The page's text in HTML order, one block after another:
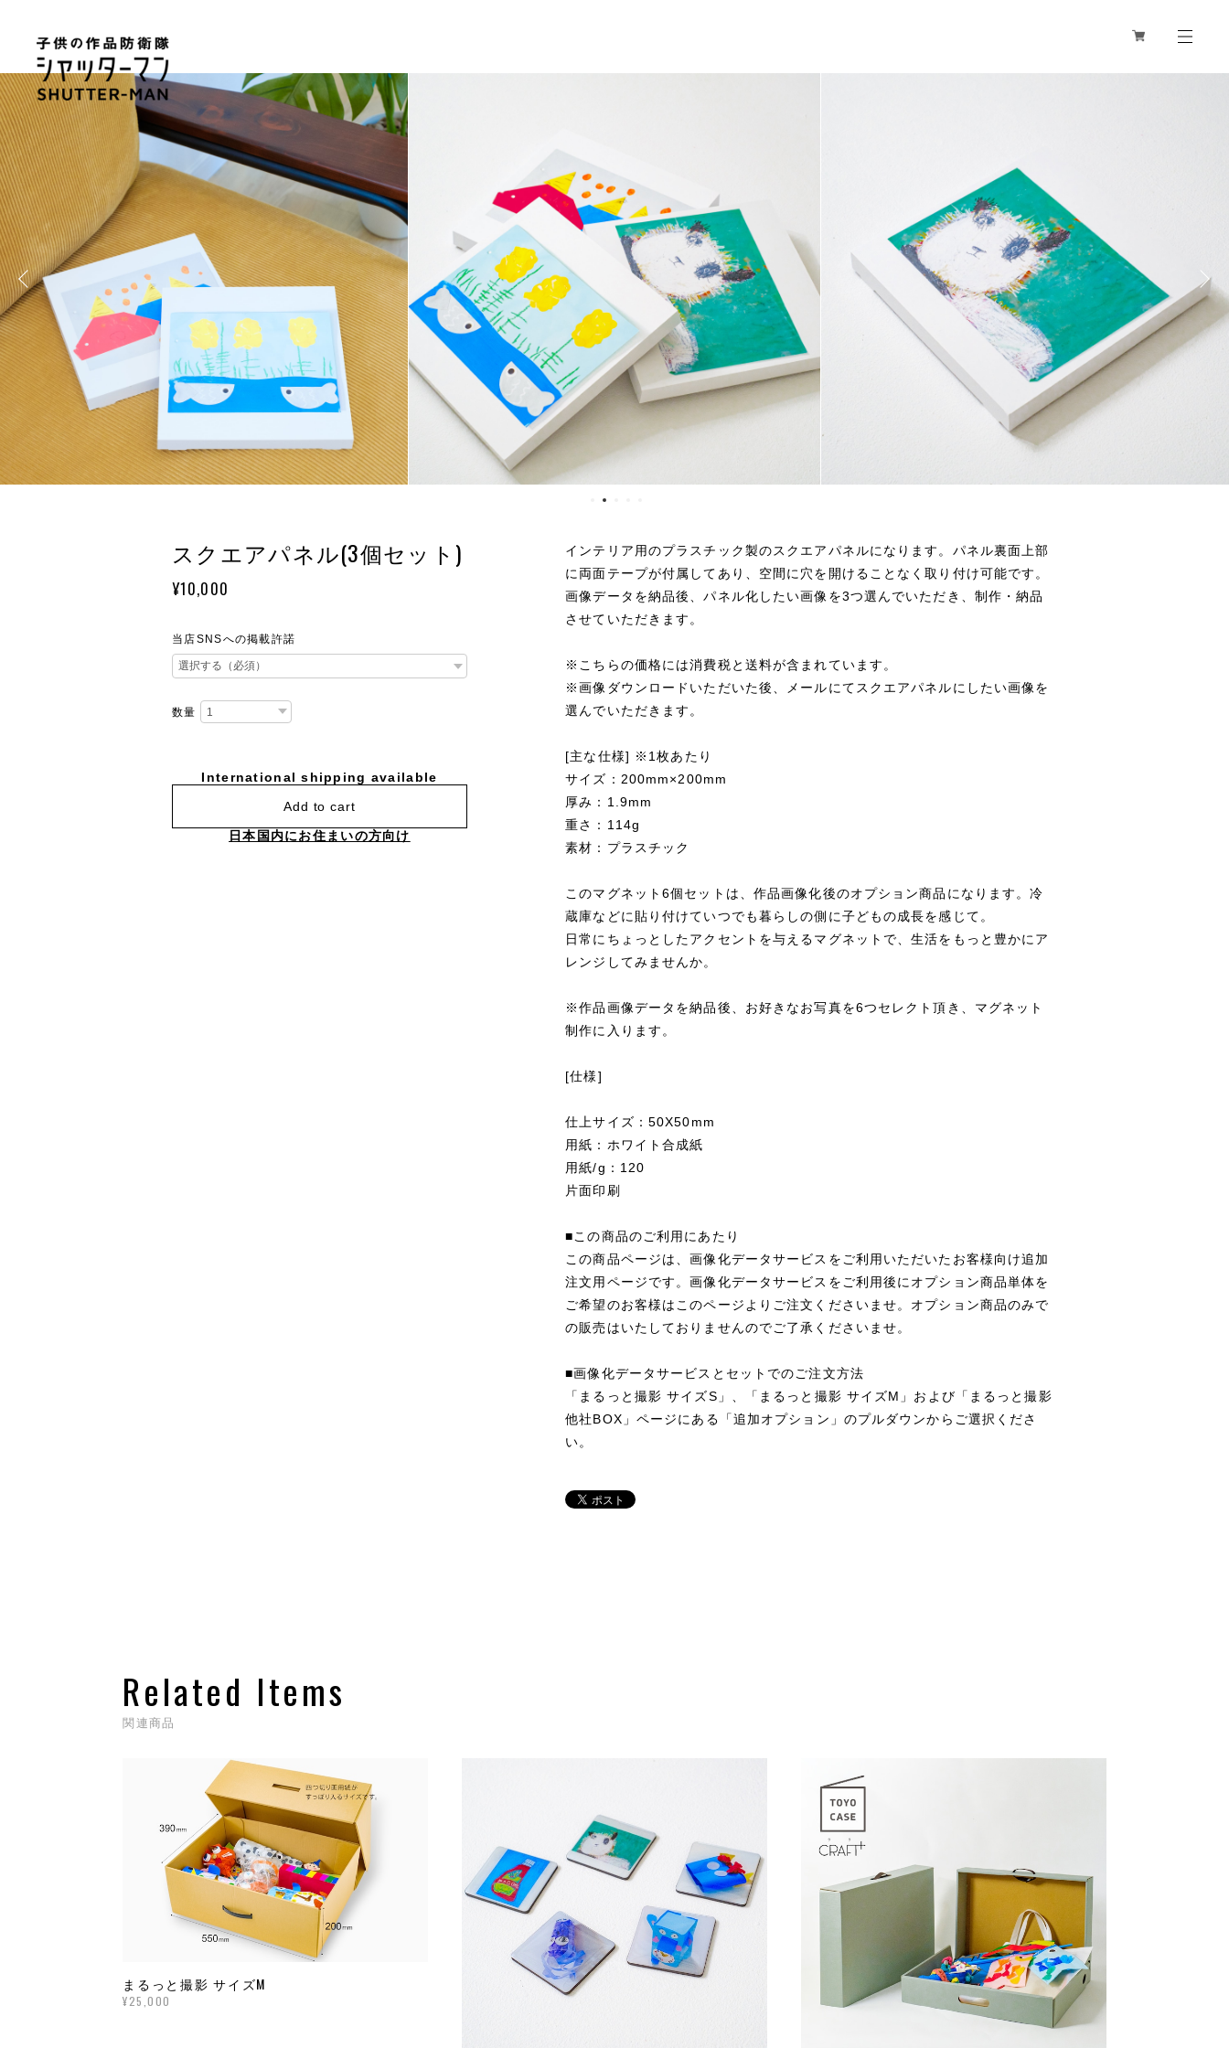
スクエアパネル(3個セット)
¥10,000
当店SNSへの掲載許諾
数量
International shipping available
Add to cart
日本国内にお住まいの方向け
インテリア用のプラスチック製のスクエアパネルになります。パネル裏面上部
に両面テープが付属してあり、空間に穴を開けることなく取り付け可能です。
画像データを納品後、パネル化したい画像を3つ選んでいただき、制作・納品
させていただきます。
※こちらの価格には消費税と送料が含まれています。
※画像ダウンロードいただいた後、メールにてスクエアパネルにしたい画像を
選んでいただきます。
[主な仕様] ※1枚あたり
サイズ：200mm×200mm
厚み：1.9mm
重さ：114g
素材：プラスチック
このマグネット6個セットは、作品画像化後のオプション商品になります。冷
蔵庫などに貼り付けていつでも暮らしの側に子どもの成長を感じて。
日常にちょっとしたアクセントを与えるマグネットで、生活をもっと豊かにア
レンジしてみませんか。
※作品画像データを納品後、お好きなお写真を6つセレクト頂き、マグネット
制作に入ります。
[仕様]
仕上サイズ：50X50mm
用紙：ホワイト合成紙
用紙/g：120
片面印刷
■この商品のご利用にあたり
この商品ページは、画像化データサービスをご利用いただいたお客様向け追加
注文用ページです。画像化データサービスをご利用後にオプション商品単体を
ご希望のお客様はこのページよりご注文くださいませ。オプション商品のみで
の販売はいたしておりませんのでご了承くださいませ。
■画像化データサービスとセットでのご注文方法
「まるっと撮影 サイズS」、「まるっと撮影 サイズM」および「まるっと撮影
他社BOX」ページにある「追加オプション」のプルダウンからご選択くださ
い。
Related Items
関連商品
まるっと撮影 サイズM
¥25,000